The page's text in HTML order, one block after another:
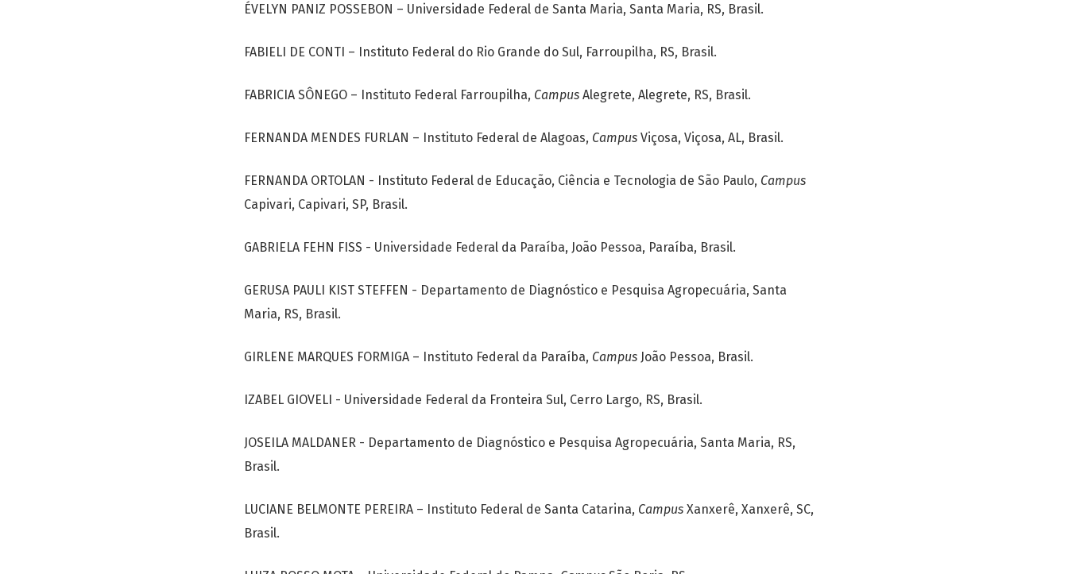
ÉVELYN PANIZ POSSEBON – Universidade Federal de Santa Maria, Santa Maria, RS, Brasil.
FABIELI DE CONTI – Instituto Federal do Rio Grande do Sul, Farroupilha, RS, Brasil.
FABRICIA SÔNEGO – Instituto Federal Farroupilha, Campus Alegrete, Alegrete, RS, Brasil.
FERNANDA MENDES FURLAN – Instituto Federal de Alagoas, Campus Viçosa, Viçosa, AL, Brasil.
FERNANDA ORTOLAN - Instituto Federal de Educação, Ciência e Tecnologia de São Paulo, Campus
Capivari, Capivari, SP, Brasil.
GABRIELA FEHN FISS - Universidade Federal da Paraíba, João Pessoa, Paraíba, Brasil.
GERUSA PAULI KIST STEFFEN - Departamento de Diagnóstico e Pesquisa Agropecuária, Santa
Maria, RS, Brasil.
GIRLENE MARQUES FORMIGA – Instituto Federal da Paraíba, Campus João Pessoa, Brasil.
IZABEL GIOVELI - Universidade Federal da Fronteira Sul, Cerro Largo, RS, Brasil.
JOSEILA MALDANER - Departamento de Diagnóstico e Pesquisa Agropecuária, Santa Maria, RS,
Brasil.
LUCIANE BELMONTE PEREIRA – Instituto Federal de Santa Catarina, Campus Xanxerê, Xanxerê, SC,
Brasil.